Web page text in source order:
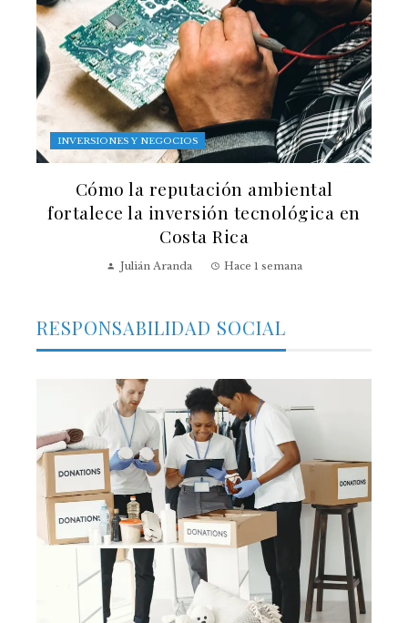
INVERSIONES Y NEGOCIOS
Cómo la reputación ambiental
fortalece la inversión tecnológica en
Costa Rica
Julián Aranda Hace 1 semana
RESPONSABILIDAD SOCIAL